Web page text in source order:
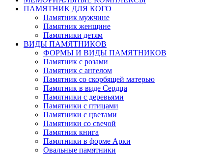
ПАМЯТНИК ДЛЯ КОГО
Памятник мужчине
Памятник женщине
Памятники детям
ВИДЫ ПАМЯТНИКОВ
ФОРМЫ И ВИДЫ ПАМЯТНИКОВ
Памятник с розами
Памятник с ангелом
Памятник со скорбящей матерью
Памятник в виде Сердца
Памятники с деревьями
Памятники с птицами
Памятники с цветами
Памятники со свечой
Памятник книга
Памятники в форме Арки
Овальные памятники